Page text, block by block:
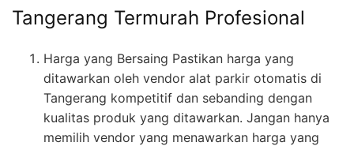
Tangerang Termurah Profesional
Harga yang Bersaing Pastikan harga yang
ditawarkan oleh vendor alat parkir otomatis di
Tangerang kompetitif dan sebanding dengan
kualitas produk yang ditawarkan. Jangan hanya
memilih vendor yang menawarkan harga yang